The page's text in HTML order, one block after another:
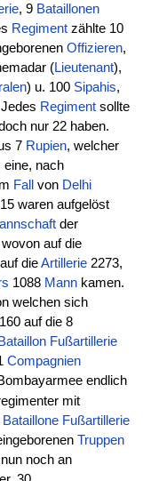
, 9 Bataillonen
Regimentzählte 10
Offizieren,
(Lieutenant),
) u. 100 Sipahis,
Regimentsollte
nur 22 haben.
7 Rupien, welcher
nach
Fallvon Delhi
waren aufgelöst
der
auf die
dieArtillerie2273,
1088 Mannkamen.
welchen sich
auf die 8
Fußartillerie
Compagnien
endlich
mit
Bataillone Fußartillerie
Truppen
noch an